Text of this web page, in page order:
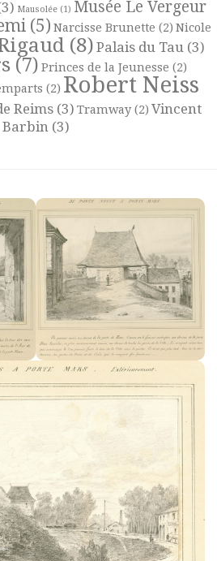
Mausolée(1) Musée Le Vergeur
(5) Narcisse Brunette (2) Nicole
(8) Palais du Tau (3)
(7) Princes de la Jeunesse (2)
(2) Robert Neiss
Reims(3) Tramway(2) Vincent
Barbin (3)